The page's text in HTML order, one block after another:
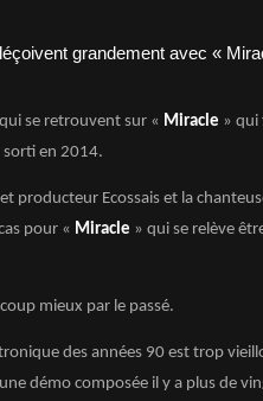
qui se retrouvent sur « Miracle » qui
sorti en 2014.
producteur Ecossais et la
pour « Miracle » qui se relève
mieux par le passé.
des années 90 est trop
démo composée il y a plus de